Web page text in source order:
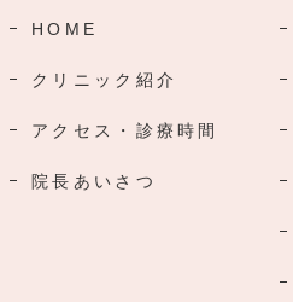
HOME
クリニック紹介
アクセス・診療時間
院長あいさつ